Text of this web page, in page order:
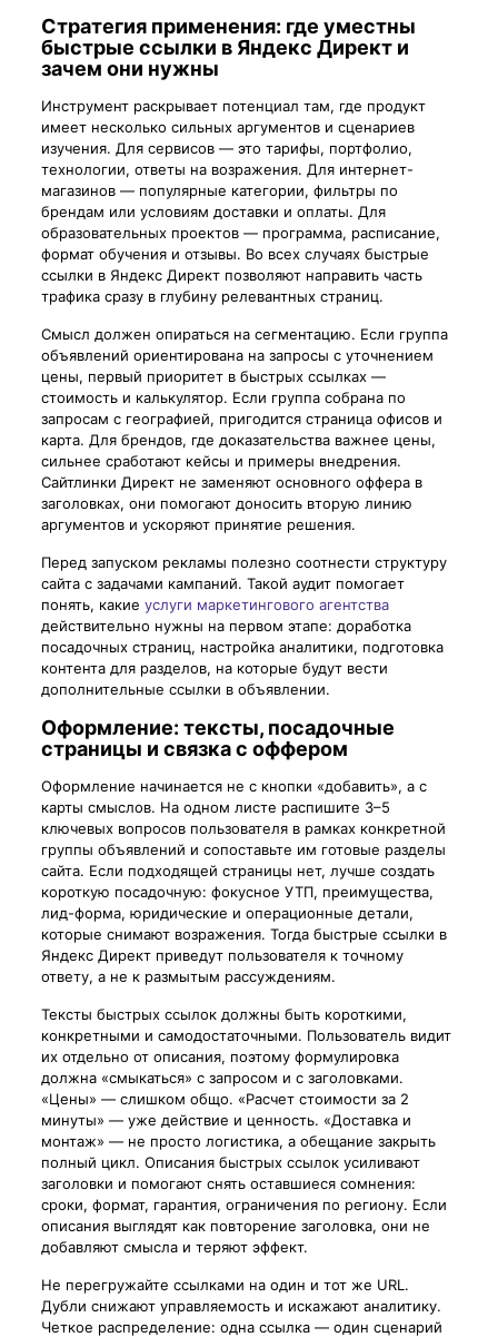
Стратегия применения: где уместны
быстрые ссылки в Яндекс Директ и
зачем они нужны
Инструмент раскрывает потенциал там, где продукт
имеет несколько сильных аргументов и сценариев
изучения. Для сервисов — это тарифы, портфолио,
технологии, ответы на возражения. Для интернет-
магазинов — популярные категории, фильтры по
брендам или условиям доставки и оплаты. Для
образовательных проектов — программа, расписание,
формат обучения и отзывы. Во всех случаях быстрые
ссылки в Яндекс Директ позволяют направить часть
трафика сразу в глубину релевантных страниц.
Смысл должен опираться на сегментацию. Если группа
объявлений ориентирована на запросы с уточнением
цены, первый приоритет в быстрых ссылках —
стоимость и калькулятор. Если группа собрана по
запросам с географией, пригодится страница офисов и
карта. Для брендов, где доказательства важнее цены,
сильнее сработают кейсы и примеры внедрения.
Сайтлинки Директ не заменяют основного оффера в
заголовках, они помогают доносить вторую линию
аргументов и ускоряют принятие решения.
Перед запуском рекламы полезно соотнести структуру
сайта с задачами кампаний. Такой аудит помогает
понять, какие услуги маркетингового агентства
действительно нужны на первом этапе: доработка
посадочных страниц, настройка аналитики, подготовка
контента для разделов, на которые будут вести
дополнительные ссылки в объявлении.
Оформление: тексты, посадочные
страницы и связка с оффером
Оформление начинается не с кнопки «добавить», а с
карты смыслов. На одном листе распишите 3–5
ключевых вопросов пользователя в рамках конкретной
группы объявлений и сопоставьте им готовые разделы
сайта. Если подходящей страницы нет, лучше создать
короткую посадочную: фокусное УТП, преимущества,
лид-форма, юридические и операционные детали,
которые снимают возражения. Тогда быстрые ссылки в
Яндекс Директ приведут пользователя к точному
ответу, а не к размытым рассуждениям.
Тексты быстрых ссылок должны быть короткими,
конкретными и самодостаточными. Пользователь видит
их отдельно от описания, поэтому формулировка
должна «смыкаться» с запросом и с заголовками.
«Цены» — слишком общо. «Расчет стоимости за 2
минуты» — уже действие и ценность. «Доставка и
монтаж» — не просто логистика, а обещание закрыть
полный цикл. Описания быстрых ссылок усиливают
заголовки и помогают снять оставшиеся сомнения:
сроки, формат, гарантия, ограничения по региону. Если
описания выглядят как повторение заголовка, они не
добавляют смысла и теряют эффект.
Не перегружайте ссылками на один и тот же URL.
Дубли снижают управляемость и искажают аналитику.
Четкое распределение: одна ссылка — один сценарий